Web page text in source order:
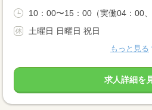
10：00〜15：00（実働04：00、
土曜日 日曜日 祝日
もっと見る
求人詳細を